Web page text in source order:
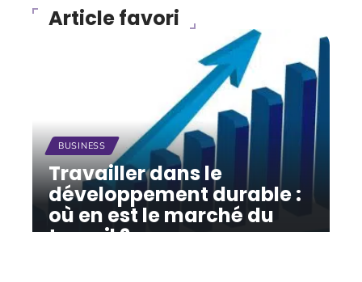
Article favori
BUSINESS
Travailler dans le
développement durable :
où en est le marché du
travail ?